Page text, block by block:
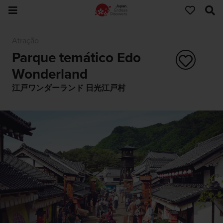
Parque temático Edo
Wonderland
江戸ワンダーランド 日光江戸村